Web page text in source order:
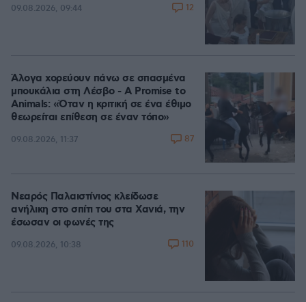
09.08.2026, 09:44 12
Άλογα χορεύουν πάνω σε σπασμένα
μπουκάλια στη Λέσβο - A Promise to
Animals: «Όταν η κριτική σε ένα έθιμο
θεωρείται επίθεση σε έναν τόπο»
09.08.2026, 11:37 87
Νεαρός Παλαιστίνιος κλείδωσε
ανήλικη στο σπίτι του στα Χανιά, την
έσωσαν οι φωνές της
09.08.2026, 10:38 110